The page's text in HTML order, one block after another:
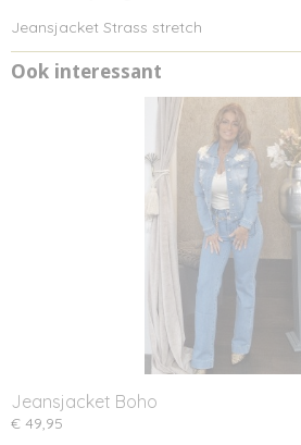
Jeansjacket Strass stretch
Ook interessant
Jeansjacket Boho
€ 49,95